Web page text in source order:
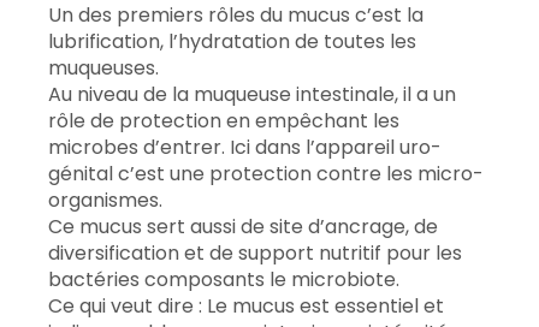
Un des premiers rôles du mucus c’est la
lubrification, l’hydratation de toutes les
muqueuses.
Au niveau de la muqueuse intestinale, il a un
rôle de protection en empêchant les
microbes d’entrer. Ici dans l’appareil uro-
génital c’est une protection contre les micro-
organismes.
Ce mucus sert aussi de site d’ancrage, de
diversification et de support nutritif pour les
bactéries composants le microbiote.
Ce qui veut dire : Le mucus est essentiel et